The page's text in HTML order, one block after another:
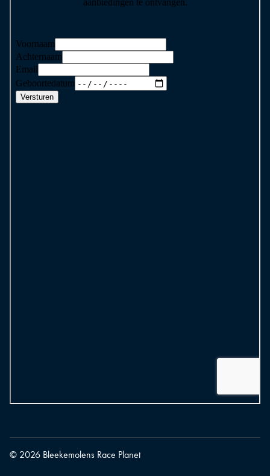
© 2026 Bleekemolens Race Planet